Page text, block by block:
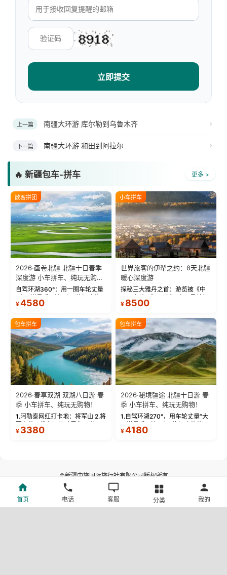
立即提交
上一篇 南疆大环游 库尔勒到乌鲁木齐
下一篇 南疆大环游 和田到阿拉尔
🔥 新疆包车-拼车 更多 >
散客拼团
2026·画卷北疆 北疆十日春季
深度游 小车拼车、纯玩无购
物！
自驾环湖360°：用一圈车轮丈量
“大西洋最后一滴眼泪”的极致蔚
蓝。 赛湖旅拍：甄选多款风格服
绝美瞬间。 赛湖坦克300跟车视
频：专业摄影师...
¥4580
小车拼车
世界旅客的伊犁之约：8天北疆
暖心深度游
探秘三大雅丹之首：游览被《中
国国家地理》评选为“中国最美的
三大雅丹”第一名的克拉玛依魔鬼
瓦人最大村落——禾木村，欣赏
晨雾与小木...
¥ 8500
包车拼车
2026·春享双湖 双湖八日游 春
季 小车拼车、纯玩无购物！
1.阿勒泰网红打卡地：将军山 2.将
军山落日缆车，体验雪都风光 3.
将军山，夕阳派对，蹦迪party 4.
¥ 3380
包车拼车
2026·秘境疆途 北疆十日游 春
季 小车拼车、纯玩无购物！
1.自驾环湖270°，用车轮丈量“大
西洋最后一滴眼泪”的极致蔚蓝，
让雪山、花海与深邃湖水在转弯
¥4180
©新疆中旅国际旅行社有限公司版权所有
许可证号:L-XB-100013
ICP备案号:新ICP备19001292号-4
首页 电话 客服 分类 我的